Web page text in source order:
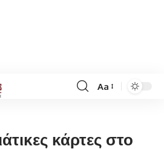
Font
Aa
κάρτες στο